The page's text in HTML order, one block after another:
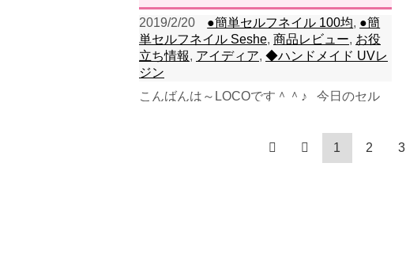
2019/2/20 ●簡単セルフネイル 100均, ●簡
単セルフネイル Seshe, 商品レビュー, お役
立ち情報, アイディア, ◆ハンドメイド UVレ
ジン
こんばんは～LOCOです＾＾♪ 今日のセル
う♡作戦ですっ！ やっと、ここまできた～
1
2 3